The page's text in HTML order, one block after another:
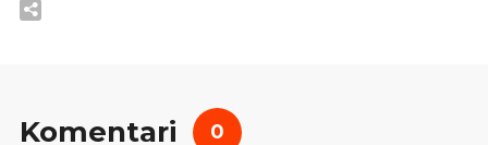
Komentari 0